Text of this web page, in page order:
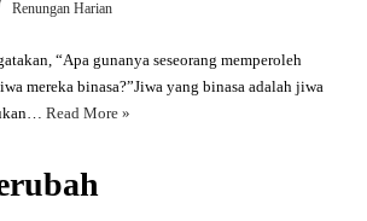
Renungan Harian
“Apa gunanya seseorang memperoleh
mereka binasa?”Jiwa yang binasa adalah jiwa
Read More »